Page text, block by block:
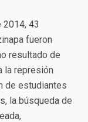
43
fueron
resultado de
la represión
de estudiantes
la búsqueda de